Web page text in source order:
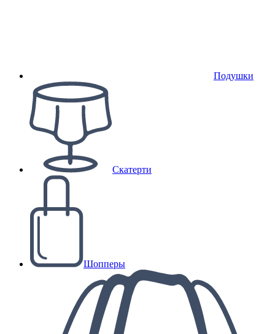
Подушки
Скатерти
Шопперы